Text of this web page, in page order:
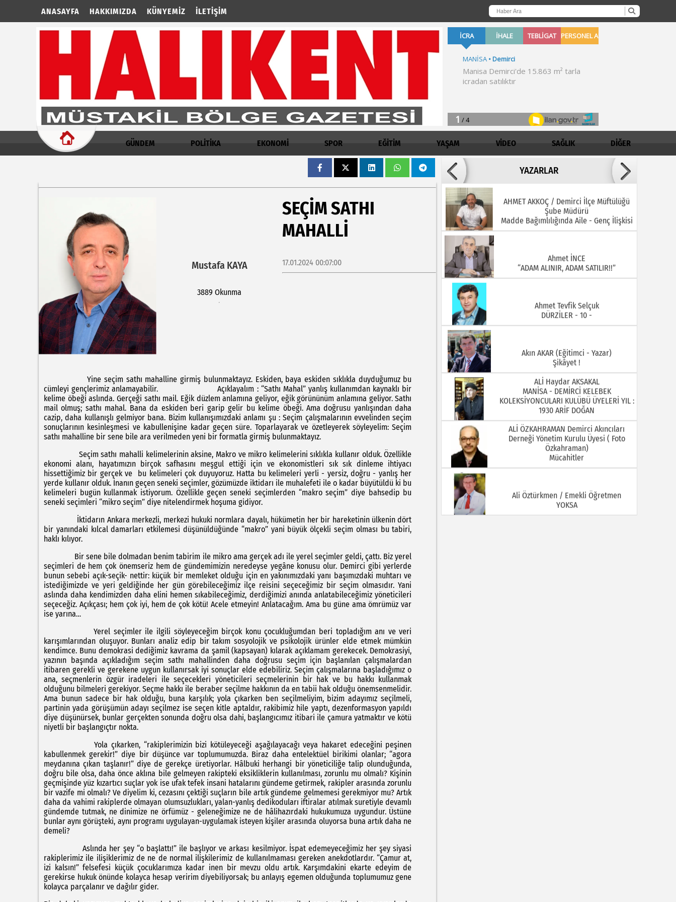
ANASAYFA HAKKIMIZDA KÜNYEMIZ İLETIŞIM
GÜNDEM POLİTİKA EKONOMİ SPOR EĞİTİM YAŞAM VİDEO SAĞLIK DİĞER
Mustafa KAYA
3889 Okunma
SEÇİM SATHI
MAHALLİ
17.01.2024 00:07:00
Yine seçim sathı mahalline girmiş bulunmaktayız. Eskiden, baya eskiden sıklıkla duyduğumuz bu
cümleyi gençlerimiz anlamayabilir. Açıklayalım : “Sathı Mahal” yanlış kullanımdan kaynaklı bir
kelime öbeği aslında. Gerçeği sathı mail. Eğik düzlem anlamına geliyor, eğik görününüm anlamına geliyor. Sathı
mail olmuş; sathı mahal. Bana da eskiden beri garip gelir bu kelime öbeği. Ama doğrusu yanlışından daha
cazip, daha kullanışlı gelmiyor bana. Bizim kullanışımızdaki anlamı şu : Seçim çalışmalarının evvelinden seçim
sonuçlarının kesinleşmesi ve kabullenişine kadar geçen süre. Toparlayarak ve özetleyerek söyleyelim: Seçim
sathı mahalline bir sene bile ara verilmeden yeni bir formatla girmiş bulunmaktayız.
Seçim sathı mahalli kelimelerinin aksine, Makro ve mikro kelimelerini sıklıkla kullanır olduk. Özellikle
ekonomi alanı, hayatımızın birçok safhasını meşgul ettiği için ve ekonomistleri sık sık dinleme ihtiyacı
hissettiğimiz bir gerçek ve bu kelimeleri çok duyuyoruz. Hatta bu kelimeleri yerli - yersiz, doğru - yanlış her
yerde kullanır olduk. İnanın geçen seneki seçimler, gözümüzde iktidarı ile muhalefeti ile o kadar büyütüldü ki bu
kelimeleri bugün kullanmak istiyorum. Özellikle geçen seneki seçimlerden “makro seçim” diye bahsedip bu
seneki seçimleri “mikro seçim” diye nitelendirmek hoşuma gidiyor.
İktidarın Ankara merkezli, merkezi hukuki normlara dayalı, hükümetin her bir hareketinin ülkenin dört
bir yanındaki kılcal damarları etkilemesi düşünüldüğünde “makro” yani büyük ölçekli seçim olması bu tabiri,
haklı kılıyor.
Bir sene bile dolmadan benim tabirim ile mikro ama gerçek adı ile yerel seçimler geldi, çattı. Biz yerel
seçimleri de hem çok önemseriz hem de gündemimizin neredeyse yegâne konusu olur. Demirci gibi yerlerde
bunun sebebi açık-seçik- nettir: küçük bir memleket olduğu için en yakınımızdaki yanı başımızdaki muhtarı ve
istediğimizde ve yeri geldiğinde her gün görebileceğimiz ilçe reisini seçeceğimiz bir seçim olmasıdır. Yani
aslında daha kendimizden daha elini hemen sıkabileceğimiz, derdiğimizi anında anlatabileceğimiz yöneticileri
seçeceğiz. Açıkçası; hem çok iyi, hem de çok kötü! Acele etmeyin! Anlatacağım. Ama bu güne ama ömrümüz var
ise yarına…
Yerel seçimler ile ilgili söyleyeceğim birçok konu çocukluğumdan beri topladığım anı ve veri
karışımlarından oluşuyor. Bunları analiz edip bir takım sosyolojik ve psikolojik ürünler elde etmek mümkün
kendimce. Bunu demokrasi dediğimiz kavrama da şamil (kapsayan) kılarak açıklamam gerekecek. Demokrasiyi,
yazının başında açıkladığım seçim sathı mahallinden daha doğrusu seçim için başlanılan çalışmalardan
itibaren gerekli ve gerekene uygun kullanırsak iyi sonuçlar elde edebiliriz. Seçim çalışmalarına başladığımız o
ana, seçmenlerin özgür iradeleri ile seçecekleri yöneticileri seçmelerinin bir hak ve bu hakkı kullanmak
olduğunu bilmeleri gerekiyor. Seçme hakkı ile beraber seçilme hakkının da en tabii hak olduğu önemsenmelidir.
Ama bunun sadece bir hak olduğu, buna karşılık; yola çıkarken ben seçilmeliyim, bizim adayımız seçilmeli,
partinin yada görüşümün adayı seçilmez ise seçen kitle aptaldır, rakibimiz hile yaptı, dezenformasyon yapıldı
diye düşünürsek, bunlar gerçekten sonunda doğru olsa dahi, başlangıcımız itibari ile çamura yatmaktır ve kötü
niyetli bir başlangıçtır nokta.
Yola çıkarken, “rakiplerimizin bizi kötüleyeceği aşağılayacağı veya hakaret edeceğini peşinen
kabullenmek gerekir!” diye bir düşünce var toplumumuzda. Biraz daha entelektüel birikimi olanlar; “agora
meydanına çıkan taşlanır!” diye de gerekçe üretiyorlar. Hâlbuki herhangi bir yöneticiliğe talip olunduğunda,
doğru bile olsa, daha önce aklına bile gelmeyen rakipteki eksikliklerin kullanılması, zorunlu mu olmalı? Kişinin
geçmişinde yüz kızartıcı suçlar yok ise ufak tefek insani hatalarını gündeme getirmek, rakipler arasında zorunlu
bir vazife mi olmalı? Ve diyelim ki, cezasını çektiği suçların bile artık gündeme gelmemesi gerekmiyor mu? Artık
daha da vahimi rakiplerde olmayan olumsuzlukları, yalan-yanlış dedikoduları iftiralar atılmak suretiyle devamlı
gündemde tutmak, ne dinimize ne örfümüz - geleneğimize ne de hâlihazırdaki hukukumuza uygundur. Üstüne
bunlar aynı görüşteki, aynı programı uygulayan-uygulamak isteyen kişiler arasında oluyorsa buna artık daha ne
demeli?
Aslında her şey “o başlattı!” ile başlıyor ve arkası kesilmiyor. İspat edemeyeceğimiz her şey siyasi
rakiplerimiz ile ilişiklerimiz de ne de normal ilişkilerimiz de kullanılmaması gereken anekdotlardır. “Çamur at,
izi kalsın!” felsefesi küçük çocuklarımıza kadar inen bir mevzu oldu artık. Karşımdakini ekarte edeyim de
gerekirse hukuk önünde kolayca hesap veririm diyebiliyorsak; bu anlayış egemen olduğunda toplumumuz gene
kolayca parçalanır ve dağılır gider.
YAZARLAR
İNŞALLAH MUHSİNLERDEN OLURUZ!
AHMET AKKOÇ / Demirci İlçe Müftülüğü
Şube Müdürü
Madde Bağımlılığında Aile - Genç İlişkisi
Ahmet İNCE
“ADAM ALINIR, ADAM SATILIR!!”
Ahmet Tevfik Selçuk
DÜRZİLER - 10 -
Akın AKAR (Eğitimci - Yazar)
Şikâyet !
ALİ Haydar AKSAKAL
MANİSA - DEMİRCİ KELEBEK
KOLEKSİYONCULARI KULÜBÜ ÜYELERİ YIL :
1930 ARİF DOĞAN
ALİ ÖZKAHRAMAN Demirci Akıncıları
Derneği Yönetim Kurulu Üyesi ( Foto
Özkahraman)
Mücahitler
Ali Öztürkmen / Emekli Öğretmen
YOKSA